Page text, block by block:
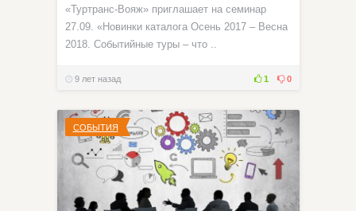
«Туртранс-Вояж» приглашает на семинар
27.09. «Новинки каталога Осень 2017 – Весна
2018. Событийные туры – что ..
9 лет назад 1 0
СОБЫТИЯ